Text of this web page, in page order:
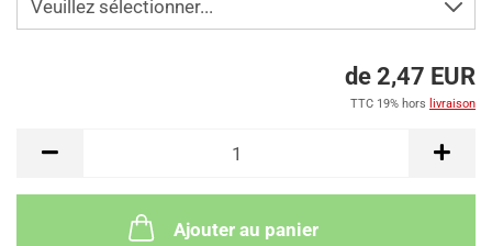
de 2,47 EUR
TTC 19% hors livraison
Ajouter au panier